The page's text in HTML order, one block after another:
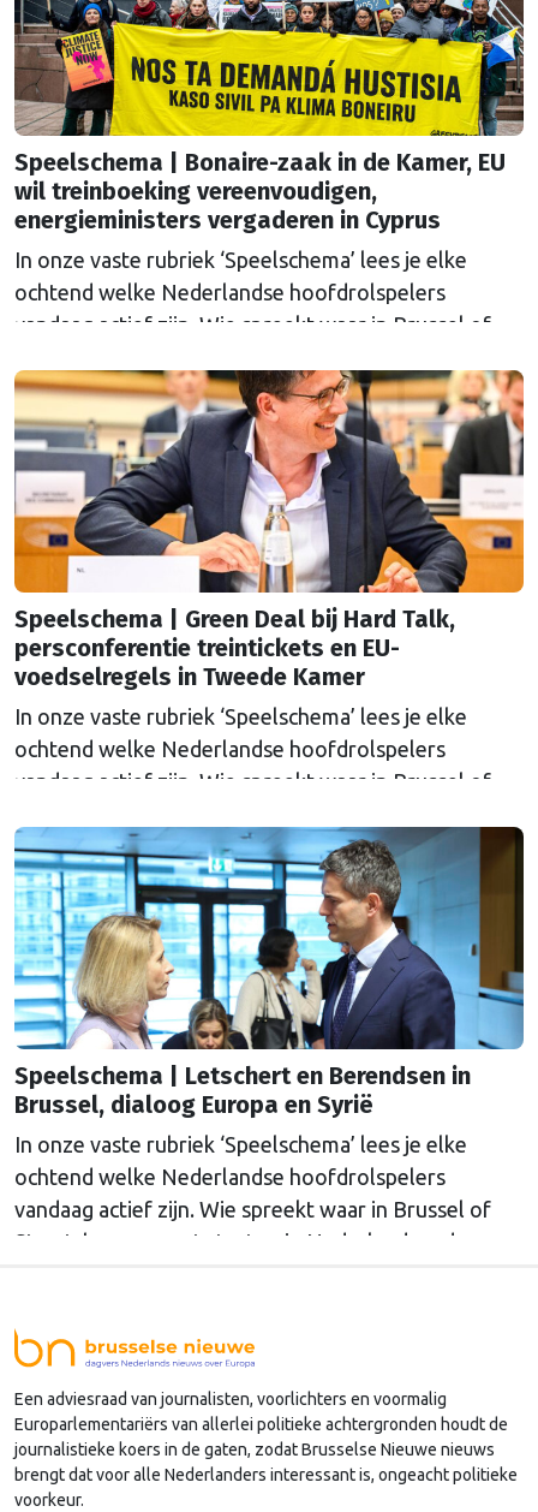
Speelschema | Bonaire-zaak in de Kamer, EU
wil treinboeking vereenvoudigen,
energieministers vergaderen in Cyprus
In onze vaste rubriek ‘Speelschema’ lees je elke
ochtend welke Nederlandse hoofdrolspelers
vandaag actief zijn. Wie spreekt waar in Brussel of
agenda?
Speelschema | Green Deal bij Hard Talk,
persconferentie treintickets en EU-
voedselregels in Tweede Kamer
In onze vaste rubriek ‘Speelschema’ lees je elke
ochtend welke Nederlandse hoofdrolspelers
vandaag actief zijn. Wie spreekt waar in Brussel of
agenda?
Speelschema | Letschert en Berendsen in
Brussel, dialoog Europa en Syrië
In onze vaste rubriek ‘Speelschema’ lees je elke
ochtend welke Nederlandse hoofdrolspelers
vandaag actief zijn. Wie spreekt waar in Brussel of
Straatsburg, en wat staat er in Nederland op de
Een adviesraad van journalisten, voorlichters en voormalig
Europarlementariërs van allerlei politieke achtergronden houdt de
journalistieke koers in de gaten, zodat Brusselse Nieuwe nieuws
brengt dat voor alle Nederlanders interessant is, ongeacht politieke
voorkeur.